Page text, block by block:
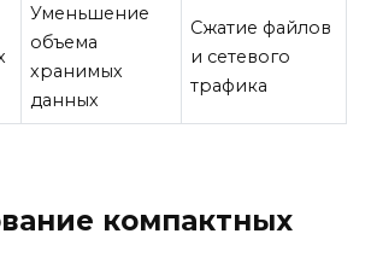
Уменьшение
объема
хранимых
данных
Сжатие файлов
и сетевого
трафика
компактных